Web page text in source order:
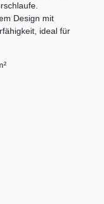
Design mit
ideal für